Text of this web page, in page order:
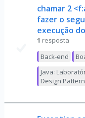
chamar 2
fazer o
execução
1 resposta
Back-end
Java:
Design